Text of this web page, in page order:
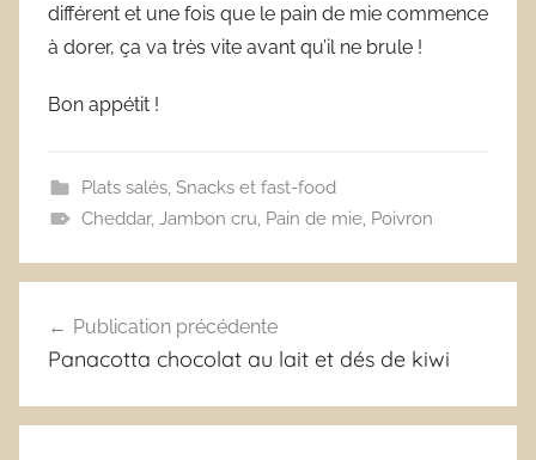
différent et une fois que le pain de mie commence
à dorer, ça va très vite avant qu’il ne brule !
Bon appétit !
Plats salés, Snacks et fast-food
Cheddar, Jambon cru Pain de mie, Poivron
de
Publication précédente
Panacotta chocolat au lait et dés de kiwi